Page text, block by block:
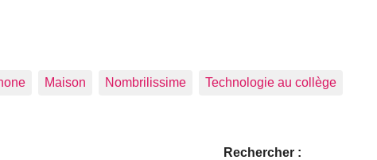
Maison Nombrilissime Technologie au collège
Rechercher :